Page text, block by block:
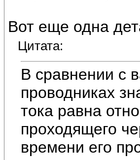
Вот еще одна
Цитата:
В сравнении с
проводниках
тока равна
проходящего
времени его